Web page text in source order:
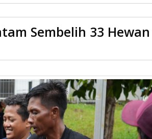
Sembelih 33 Hewan